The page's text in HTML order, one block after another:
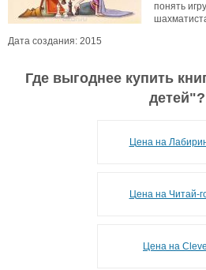
понять
Дата создания: 2015
Где выгоднее купить
детей"?
Цена на
Цена на Читай-
Цена на